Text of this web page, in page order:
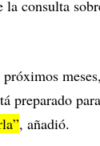
consulta
preparado
, añadió.